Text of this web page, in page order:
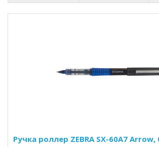
Ручка роллер ZEBRA SX-60A7